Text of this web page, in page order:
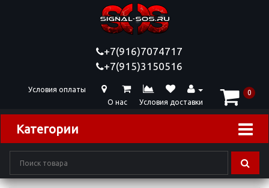
+7(916)7074717
+7(915)3150516
Условия оплаты
Условия доставки
О нас
0
Категории